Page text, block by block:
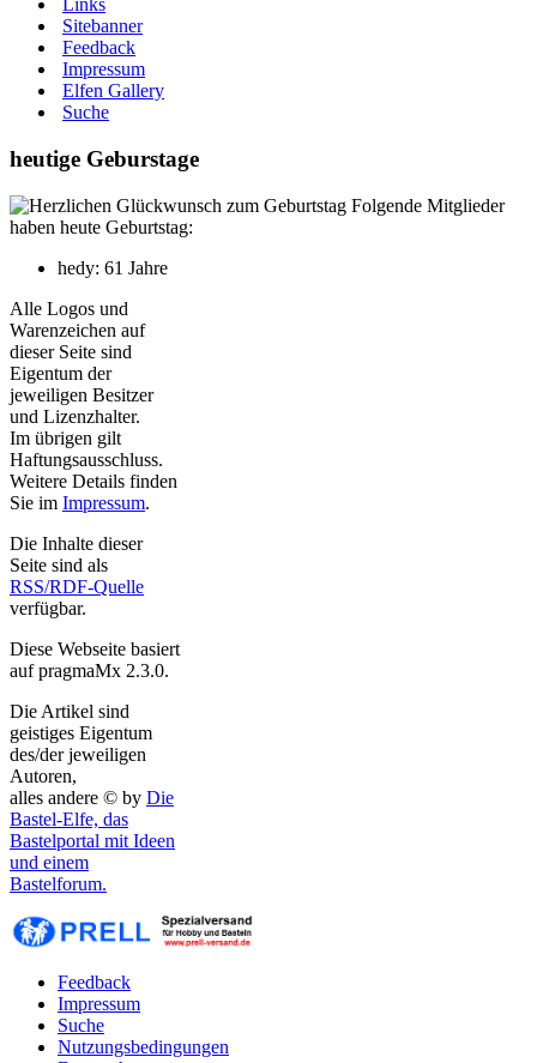
Links
Sitebanner
Feedback
Impressum
Elfen Gallery
Suche
heutige Geburstage
Folgende Mitglieder
haben heute Geburtstag:
hedy: 61 Jahre
Alle Logos und
Warenzeichen auf
dieser Seite sind
Eigentum der
jeweiligen Besitzer
und Lizenzhalter.
Im übrigen gilt
Haftungsausschluss.
Weitere Details finden
Sie im Impressum.
Die Inhalte dieser
Seite sind als
RSS/RDF-Quelle
verfügbar.
Diese Webseite basiert
auf pragmaMx 2.3.0.
Die Artikel sind
geistiges Eigentum
des/der jeweiligen
Autoren,
alles andere © by Die
Bastel-Elfe, das
Bastelportal mit Ideen
und einem
Bastelforum.
Feedback
Impressum
Suche
Nutzungsbedingungen